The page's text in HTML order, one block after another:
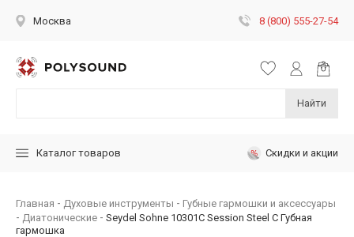
Москва 8 (800) 555-27-54
Найти
Каталог товаров Скидки и акции
Главная Духовые инструменты
Губные гармошки и аксессуары
Диатонические
Seydel Sohne 10301C Session Steel C Губная
гармошка